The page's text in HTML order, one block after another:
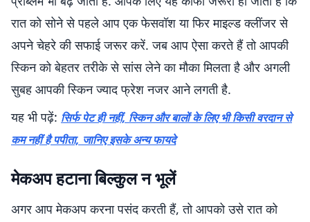
रात को सोने से पहले आप एक फेसवॉश या फिर माइल्ड क्लींजर से
अपने चेहरे की सफाई जरूर करें. जब आप ऐसा करते हैं तो आपकी
स्किन को बेहतर तरीके से सांस लेने का मौका मिलता है और अगली
सुबह आपकी स्किन ज्याद फ्रेश नजर आने लगती है.
यह भी पढ़ें: सिर्फ पेट ही नहीं, स्किन और बालों के लिए भी किसी वरदान से
कम नहीं है पपीता, जानिए इसके अन्य फायदे
मेकअप हटाना बिल्कुल न भूलें
अगर आप मेकअप करना पसंद करती हैं, तो आपको उसे रात को